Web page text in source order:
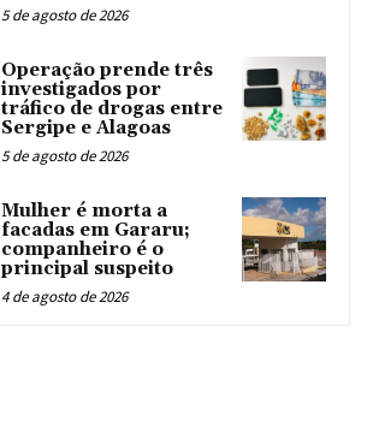
5 de agosto de 2026
Operação prende três
investigados por
tráfico de drogas entre
Sergipe e Alagoas
5 de agosto de 2026
Mulher é morta a
facadas em Gararu;
companheiro é o
principal suspeito
4 de agosto de 2026